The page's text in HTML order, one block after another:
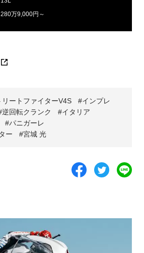
280万9,000円～
リートファイターV4S
インプレ
逆回転クランク
イタリア
パニガーレ
ー
宮城 光